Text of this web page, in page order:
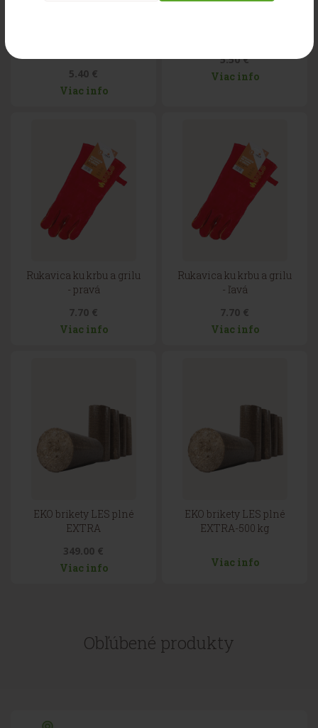
5.40 €
Viac info
5.50 €
Viac info
Rukavica ku krbu a grilu
- pravá
7.70 €
Viac info
Rukavica ku krbu a grilu
- ľavá
7.70 €
Viac info
EKO brikety LES plné
EXTRA
349.00 €
Viac info
EKO brikety LES plné
EXTRA-500 kg
Viac info
Obľúbené produkty